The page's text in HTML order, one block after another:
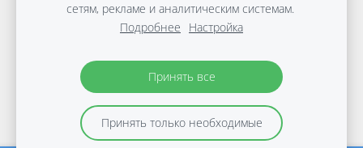
Copyright © Виктории Дараковой | 2010-2026 |
Материалы защищены авторским правом.
защиты данных
сетям, рекламе и аналитическим системам.
Подробнее
Настройка
Принять все
Принять только необходимые